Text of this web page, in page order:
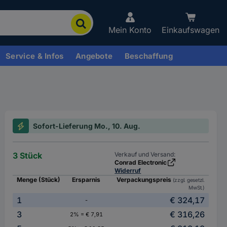
Mein Konto Einkaufswagen
Service & Infos Angebote Beschaffung
Sofort-Lieferung Mo., 10. Aug.
3 Stück
Verkauf und Versand:
Conrad Electronic
Widerruf
Menge (Stück)
Ersparnis Verpackungspreis (zzgl. gesetzl.
MwSt.)
1 -
€ 324,17
3
2% = € 7,91
€ 316,26